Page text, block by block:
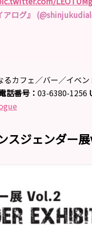
アログ』
カフェ／バー／イベン
話番号： 03-6380-1256
スジェンダー